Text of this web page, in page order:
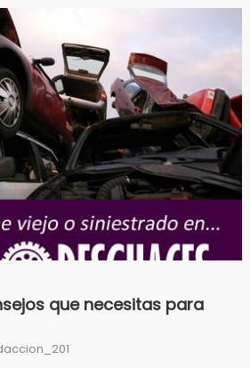
que necesitas para